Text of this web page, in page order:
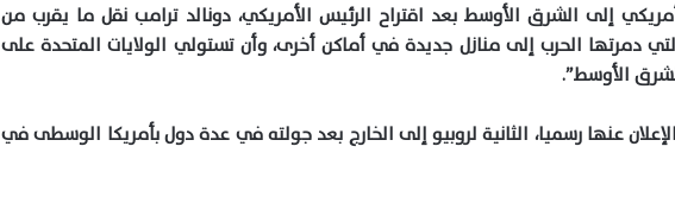
إلى الشرق الأوسط بعد اقتراح الرئيس الأمريكي، دونالد ترامب نقل ما يقرب من
دمرتها الحرب إلى منازل جديدة في أماكن أخرى، وأن تستولي الولايات المتحدة على
الأوسط”.
عنها رسميا، الثانية لروبيو إلى الخارج بعد جولته في عدة دول بأمريكا الوسطى في